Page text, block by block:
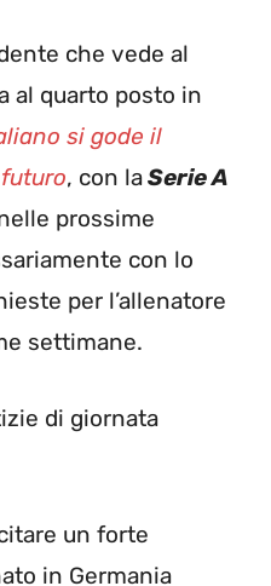
che vede al
al quarto posto in
si gode il
, con laSerie A
prossime
con lo
per l’allenatore
settimane.
di giornata
un forte
in Germania